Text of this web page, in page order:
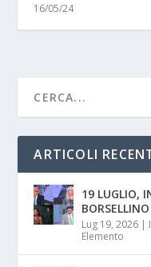
16/05/24
ARTICOLI
19 LUGLIO,
BORSELLINO
Lug 19, 2026 |
Elemento